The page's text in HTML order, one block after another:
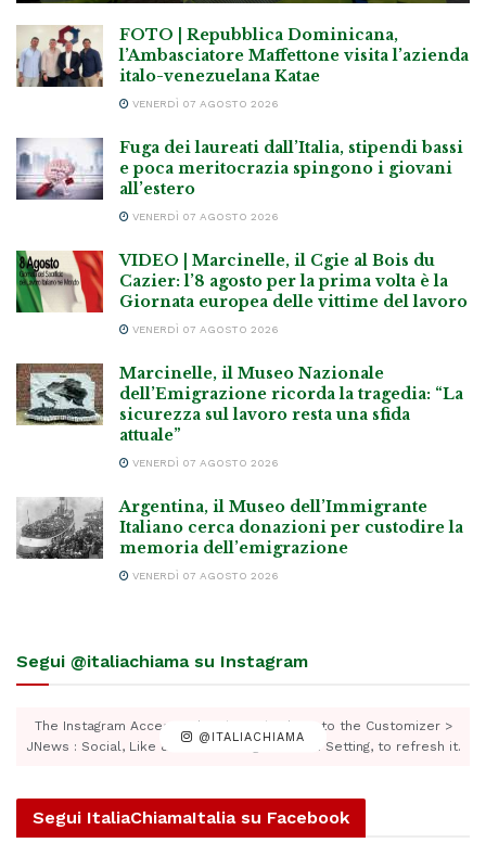
FOTO | Repubblica Dominicana,
l’Ambasciatore Maffettone visita l’azienda
italo-venezuelana Katae
VENERDÌ 07 AGOSTO 2026
Fuga dei laureati dall’Italia, stipendi bassi
e poca meritocrazia spingono i giovani
all’estero
VENERDÌ 07 AGOSTO 2026
VIDEO | Marcinelle, il Cgie al Bois du
Cazier: l’8 agosto per la prima volta è la
Giornata europea delle vittime del lavoro
VENERDÌ 07 AGOSTO 2026
Marcinelle, il Museo Nazionale
dell’Emigrazione ricorda la tragedia: “La
sicurezza sul lavoro resta una sfida
attuale”
VENERDÌ 07 AGOSTO 2026
Argentina, il Museo dell’Immigrante
Italiano cerca donazioni per custodire la
memoria dell’emigrazione
VENERDÌ 07 AGOSTO 2026
Segui @italiachiama su Instagram
@ITALIACHIAMA
The Instagram Access Token is expired, Go to the Customizer >
JNews : Social, Like & View > Instagram Feed Setting, to refresh it.
Segui ItaliaChiamaItalia su Facebook